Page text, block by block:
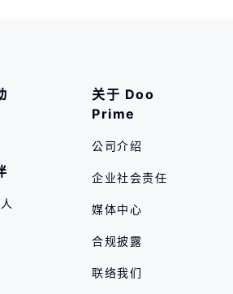
关于 Doo
Prime
公司介绍
企业社会责任
媒体中心
合规披露
联络我们